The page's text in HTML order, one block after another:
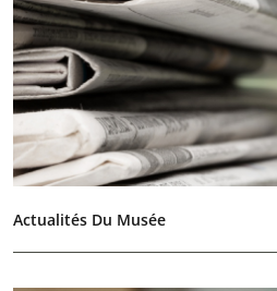
Actualités Du Musée